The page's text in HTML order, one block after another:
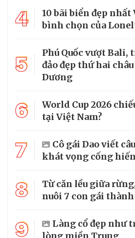
4
10 bãi biển đẹp
bình chọn của
5
Phú Quốc vượt Bali,
đảo đẹp thứ hai
Dương
6
World Cup 2026
tại Việt Nam?
7
Cô gái Dao viết
khát vọng cống hiến
8
Từ căn lều giữa
nuôi 7 con gái
9
Làng cổ đẹp như